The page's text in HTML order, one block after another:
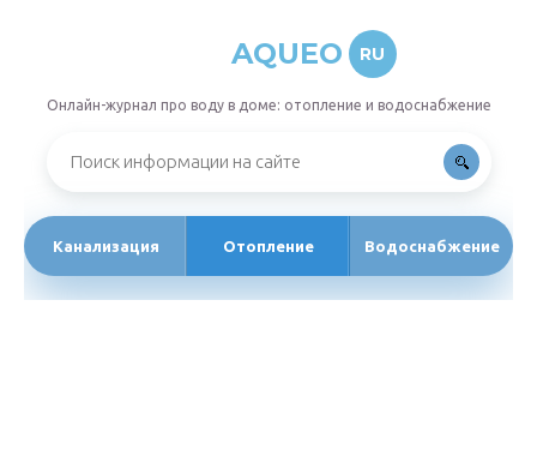
AQUEO RU
Онлайн-журнал про воду в доме: отопление и водоснабжение
Канализация Отопление Водоснабжение